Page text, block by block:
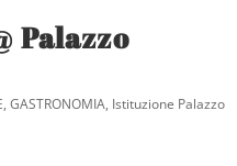
Palazzo
,GASTRONOMIA, Istituzione Palazzo